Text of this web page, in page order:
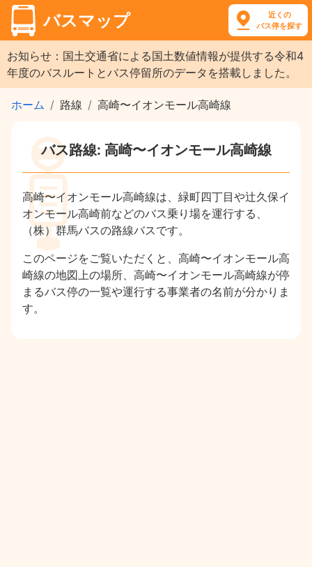
バスマップ
近くの
バス停を探す
お知らせ：国土交通省による国土数値情報が提供する令和4
年度のバスルートとバス停留所のデータを搭載しました。
ホーム 路線 高崎〜イオンモール高崎線
バス路線: 高崎〜イオンモール高崎線
高崎〜イオンモール高崎線は、緑町四丁目や辻久保イ
オンモール高崎前などのバス乗り場を運行する、
（株）群馬バスの路線バスです。
このページをご覧いただくと、高崎〜イオンモール高
崎線の地図上の場所、高崎〜イオンモール高崎線が停
まるバス停の一覧や運行する事業者の名前が分かりま
す。